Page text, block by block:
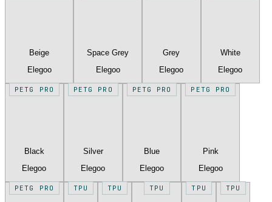
Beige
Elegoo
Space Grey
Elegoo
Grey
Elegoo
White
Elegoo
PETG PRO
Black
Elegoo
PETG PRO
Silver
Elegoo
PETG PRO
Blue
Elegoo
PETG PRO
Pink
Elegoo
PETG PRO TPU TPU TPU TPU TPU